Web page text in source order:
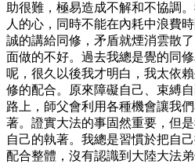
助很難，極易造成不解和不協調
人的心，同時不能在內耗中浪費
誠的講給同修，矛盾就煙消雲散
面做的不好。過去我總是覺的同
呢，很久以後我才明白，我太依
修的配合。原來障礙自己、束縛
路上，師父會利用各種機會讓我
著。證實大法的事固然重要，但
自己的執著。我總是習慣於把自
配合整體，沒有認識到大陸大法